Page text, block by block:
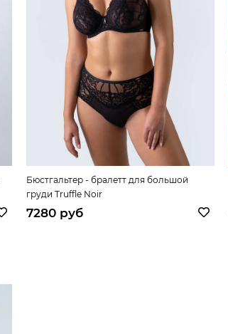
Бюстгальтер - бралетт для большой
груди Truffle Noir
7280 руб